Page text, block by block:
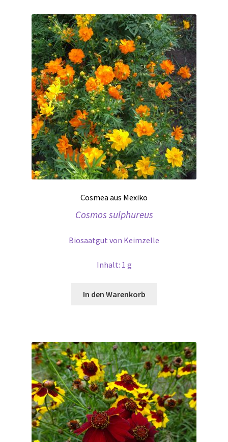
Cosmea aus Mexiko
Cosmos sulphureus
Biosaatgut von Keimzelle
Inhalt: 1 g
In den Warenkorb